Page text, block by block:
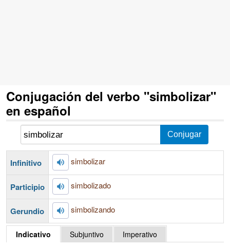
Conjugación del verbo "simbolizar"
en español
Infinitivo simbolizar
Participio simbolizado
Gerundio simbolizando
Indicativo Subjuntivo
Imperativo